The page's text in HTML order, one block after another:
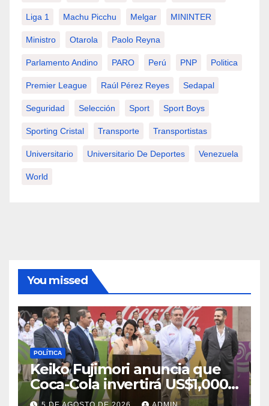
Liga 1 Machu Picchu Melgar MININTER
Ministro Otarola Paolo Reyna
Parlamento Andino PARO Perú PNP Politica
Premier League Raúl Pérez Reyes Sedapal
Seguridad Selección Sport Sport Boys
Sporting Cristal Transporte Transportistas
Universitario Universitario De Deportes Venezuela
World
You missed
POLÍTICA
Keiko Fujimori anuncia que
Coca-Cola invertirá US$1,000
millones en 5 años